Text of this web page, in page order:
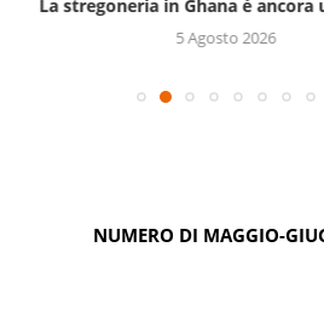
La stregoneria in Ghana è ancora
5 Agosto 2026
NUMERO DI MAGGIO-